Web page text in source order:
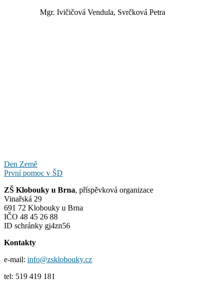
Mgr. Ivičičová Vendula, Svrčková Petra
Navigace
pro
příspěvek
Den Země
První pomoc v ŠD
ZŠ Klobouky u Brna, příspěvková organizace
Vinařská 29
691 72 Klobouky u Brna
IČO 48 45 26 88
ID schránky gj4zn56
Kontakty
e-mail: info@zsklobouky.cz
tel: 519 419 181